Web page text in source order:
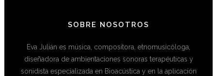
SOBRE NOSOTROS
Eva Julián es música, compositora, etnomusicóloga,
diseñadora de ambientaciones sonoras terapéuticas y
sonidista especializada en Bioacústica y en la aplicación